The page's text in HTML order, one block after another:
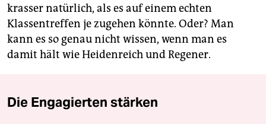
krasser natürlich, als es auf einem echten
Klassentreffen je zugehen könnte. Oder? Man
kann es so genau nicht wissen, wenn man es
damit hält wie Heidenreich und Regener.
Die Engagierten stärken